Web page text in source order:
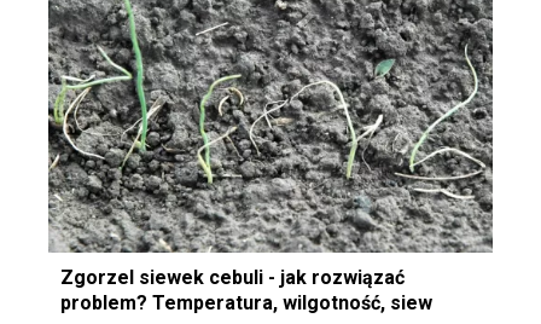
Zgorzel siewek cebuli - jak rozwiązać
problem? Temperatura, wilgotność, siew